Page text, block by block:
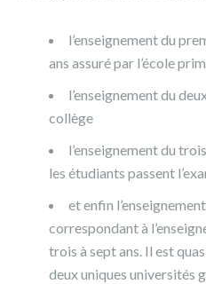
l’enseignement du
ans assuré par l’école
l’enseignement du
collège
l’enseignement du
les étudiants passent
et enfin
correspondant à
trois à sept ans. Il est
deux uniques universités